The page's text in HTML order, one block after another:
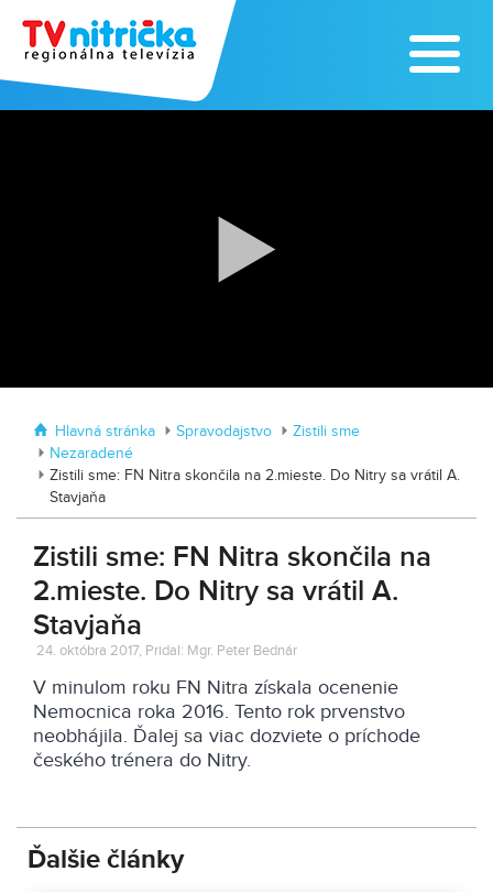
Zoo v Lužiankach
Hlavná stránka Spravodajstvo
Zistili sme
Nezaradené
Zistili sme: FN Nitra skončila na 2.mieste. Do Nitry sa vrátil A.
Stavjaňa
Zistili sme: FN Nitra skončila na
2.mieste. Do Nitry sa vrátil A.
Stavjaňa
24. októbra 2017, Pridal: Mgr. Peter Bednár
V minulom roku FN Nitra získala ocenenie
Nemocnica roka 2016. Tento rok prvenstvo
neobhájila. Ďalej sa viac dozviete o príchode
českého trénera do Nitry.
Ďalšie články